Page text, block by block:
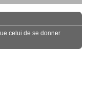
celui de se donner